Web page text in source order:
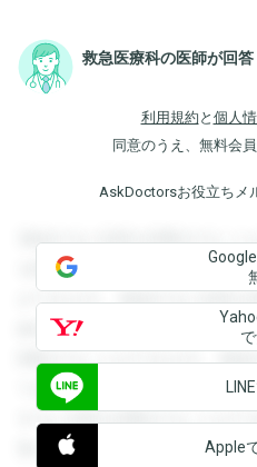
救急医療科の医師が回答
利用規約 と 個人
同意のうえ、無料会
AskDoctorsお役立ちメ
登録すると回答を閲覧するこ
を閲覧することができます。
ができます。登録すると回答
録すると回答を閲覧すること
閲覧することができます。登
できます。登録すると回答を
すると回答を閲覧することが
覧することができます。
Apple